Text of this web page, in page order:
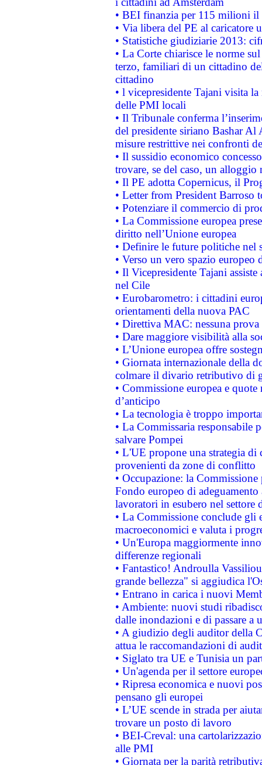
• BEI finanzia per 115 milioni
• Via libera del PE al caricatore
• Statistiche giudiziarie 2013:
• La Corte chiarisce le norme
terzo, familiari di un cittadino
cittadino
• l vicepresidente Tajani visita
delle PMI locali
• Il Tribunale conferma
del presidente siriano Bashar Al
misure restrittive nei confronti
• Il sussidio economico
trovare, se del caso, un
• Il PE adotta Copernicus, il
• Letter from President Barroso
• Potenziare il commercio di
• La Commissione europea
diritto nell’Unione europea
• Definire le future politiche nel
• Verso un vero spazio
• Il Vicepresidente Tajani
nel Cile
• Eurobarometro: i cittadini
orientamenti della nuova PAC
• Direttiva MAC: nessuna
• Dare maggiore visibilità alla
• L’Unione europea offre
• Giornata internazionale della
colmare il divario retributivo di
• Commissione europea e
d’anticipo
• La tecnologia è troppo
• La Commissaria responsabile
salvare Pompei
• L'UE propone una strategia
provenienti da zone di conflitto
• Occupazione: la
Fondo europeo di
lavoratori in esubero nel
• La Commissione conclude
macroeconomici e valuta i
• Un'Europa maggiormente
differenze regionali
• Fantastico! Androulla
grande bellezza" si aggiudica
• Entrano in carica i nuovi
• Ambiente: nuovi studi
dalle inondazioni e di passare a
• A giudizio degli auditor della
attua le raccomandazioni di
• Siglato tra UE e Tunisia un
• Un'agenda per il settore
• Ripresa economica e nuovi
pensano gli europei
• L’UE scende in strada per
trovare un posto di lavoro
• BEI-Creval: una
alle PMI
• Giornata per la parità